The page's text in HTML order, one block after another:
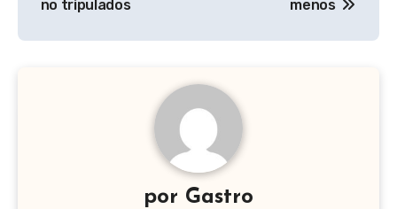
no tripulados
menos
por Gastro